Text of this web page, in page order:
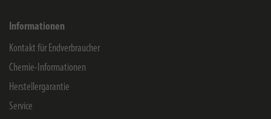
Informationen
Kontakt für Endverbraucher
Chemie-Informationen
Herstellergarantie
Service